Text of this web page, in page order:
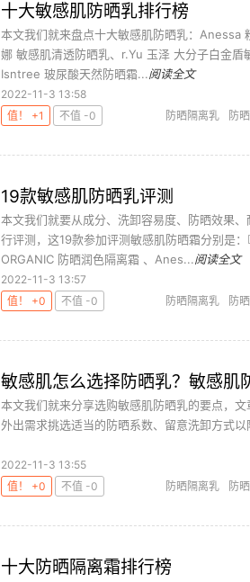
十大敏感肌防晒乳排行榜
本文我们就来盘点十大敏感肌防晒乳：Anessa
娜 敏感肌清透防晒乳、r.Yu 玉泽 大分子白金盾
Isntree 玻尿酸天然防晒霜...阅读全文
2022-11-3 13:58
值！ +1
不值 -0 防晒隔离乳 防
19款敏感肌防晒乳评测
本文我们就要从成分、洗卸容易度、防晒效果
行评测，这19款参加评测敏感肌防晒霜分别是
ORGANIC 防晒润色隔离霜 、Anes...阅读全文
2022-11-3 13:57
值！ +0
不值 -0 防晒隔离乳 防
敏感肌怎么选择防晒乳？敏感肌
本文我们就来分享选购敏感肌防晒乳的要点，
外出需求挑选适当的防晒系数、留意洗卸方式
2022-11-3 13:55
值！ +0
不值 -0 防晒隔离乳 防
十大防晒隔离霜排行榜